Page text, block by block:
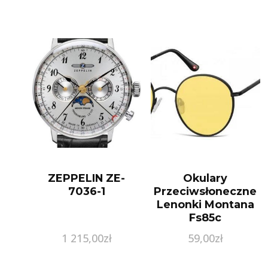
ZEPPELIN ZE-
7036-1
1 215,00zł
Okulary
Przeciwsłoneczne
Lenonki Montana
Fs85c
59,00zł